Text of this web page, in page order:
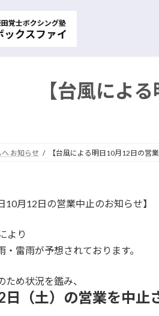
【台風によ
お知らせ 【台風による明日10月12日の営
10月12日の営業中止のお知らせ】
より
・雷雨が予想されております。
め状況を鑑み、
（土）の営業を中止